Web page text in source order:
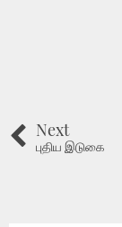
Next
புதிய இடுகை